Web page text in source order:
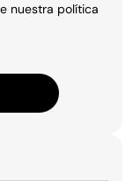
nuestra política